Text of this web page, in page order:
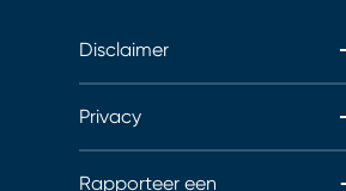
Disclaimer
Privacy
Rapporteer een